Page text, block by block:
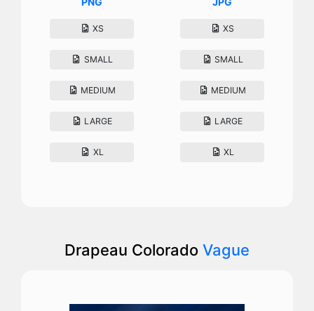
XS
SMALL
MEDIUM
LARGE
XL
XS
SMALL
MEDIUM
LARGE
XL
Drapeau Colorado Vague